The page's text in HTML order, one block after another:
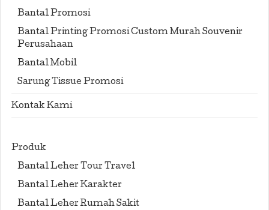
Bantal Promosi
Bantal Printing Promosi Custom Murah Souvenir
Perusahaan
Bantal Mobil
Sarung Tissue Promosi
Kontak Kami
Produk
Bantal Leher Tour Travel
Bantal Leher Karakter
Bantal Leher Rumah Sakit